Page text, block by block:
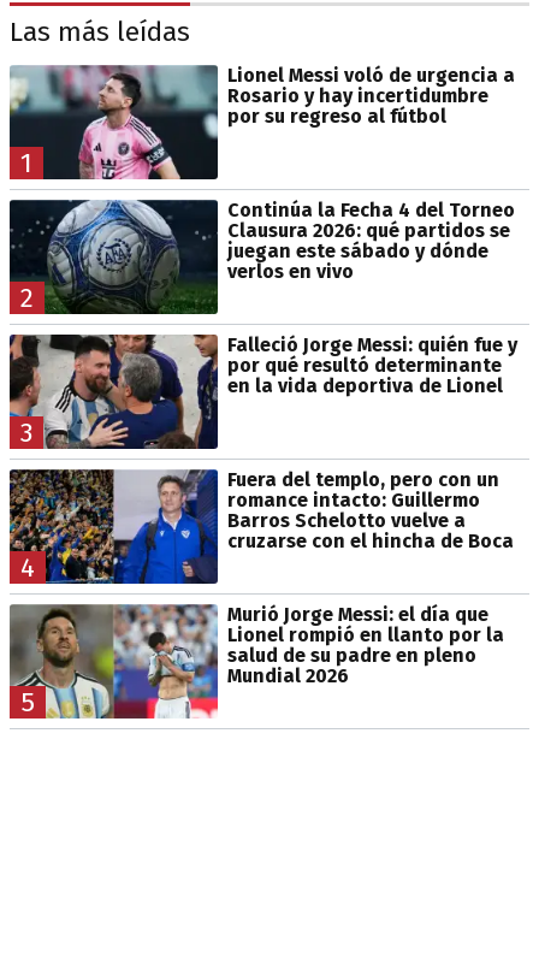
Las más leídas
1
Lionel Messi voló de urgencia a
Rosario y hay incertidumbre
por su regreso al fútbol
2
Continúa la Fecha 4 del Torneo
Clausura 2026: qué partidos se
juegan este sábado y dónde
verlos en vivo
3
Falleció Jorge Messi: quién fue y
por qué resultó determinante
en la vida deportiva de Lionel
4
Fuera del templo, pero con un
romance intacto: Guillermo
Barros Schelotto vuelve a
cruzarse con el hincha de Boca
5
Murió Jorge Messi: el día que
Lionel rompió en llanto por la
salud de su padre en pleno
Mundial 2026